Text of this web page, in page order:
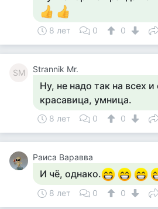
8 лет 0 0
SM Strannik Mr.
Ну, не надо так на всех
красавица, умница.
8 лет 0 0
Раиса Варавва
И чё, однако.
8 лет 0 0